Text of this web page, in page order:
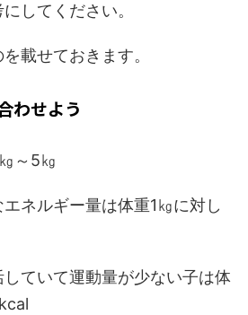
してください。
載せておきます。
わせよう
～5㎏
ネルギー量は体重1㎏に対し
ていて運動量が少ない子は体